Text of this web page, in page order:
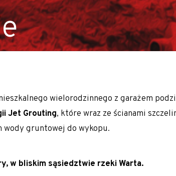
(K/M)
wielorodzinnego z garażem
Jet Grouting, które wraz ze ścianami
wody gruntowej do wykopu.
w bliskim sąsiedztwie rzeki Warta.